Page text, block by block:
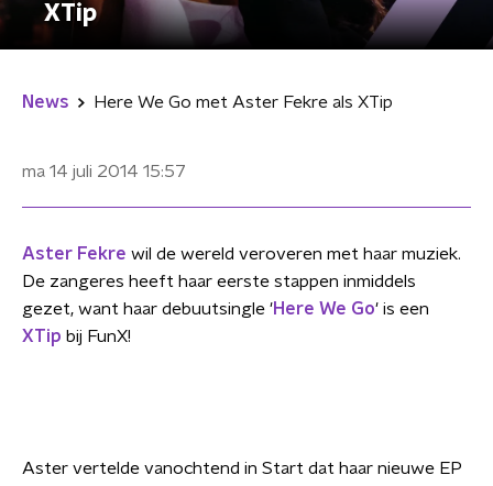
XTip
News Here We Go met Aster Fekre als XTip
ma 14 juli 2014 15:57
Aster Fekre wil de wereld veroveren met haar muziek.
De zangeres heeft haar eerste stappen inmiddels
gezet, want haar debuutsingle 'Here We Go' is een
XTip bij FunX!
Aster vertelde vanochtend in Start dat haar nieuwe EP